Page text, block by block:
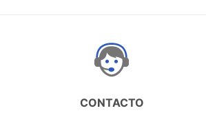
CONTACTO